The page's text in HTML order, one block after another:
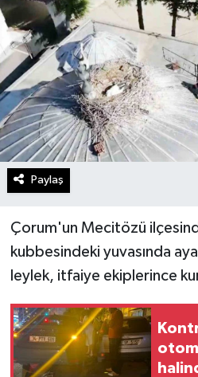
Paylaş
Çorum'un Mecitözü
kubbesindeki yuvasında
leylek, itfaiye ekiplerince